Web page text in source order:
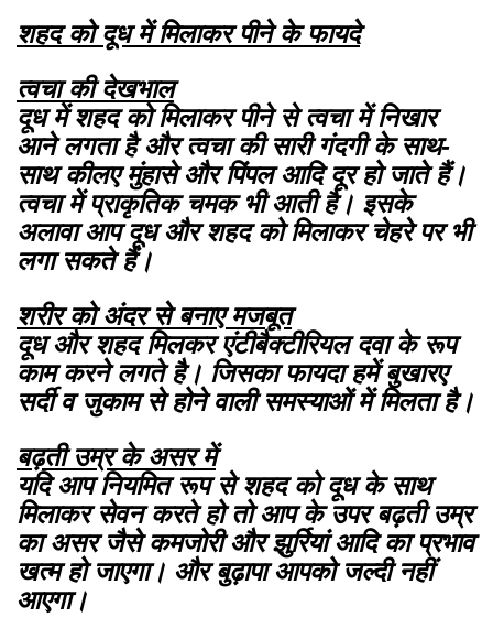
शहद को दूध में मिलाकर पीने के फायदे
त्वचा की देखभाल
दूध में शहद को मिलाकर पीने से त्वचा में निखार
आने लगता है और त्वचा की सारी गंदगी के साथ-
साथ कीलए मुंहासे और पिंपल आदि दूर हो जाते हैं।
त्वचा में प्राकृतिक चमक भी आती है। इसके
अलावा आप दूध और शहद को मिलाकर चेहरे पर भी
लगा सकते हैं।
शरीर को अंदर से बनाए मजबूत
दूध और शहद मिलकर एंटीबैक्टीरियल दवा के रूप
काम करने लगते है। जिसका फायदा हमें बुखारए
सर्दी व जुकाम से होने वाली समस्याओं में मिलता है।
बढ़ती उम्र के असर में
यदि आप नियमित रूप से शहद को दूध के साथ
मिलाकर सेवन करते हो तो आप के उपर बढ़ती उम्र
का असर जैसे कमजोरी और झुर्रियां आदि का प्रभाव
खत्म हो जाएगा। और बुढ़ापा आपको जल्दी नहीं
आएगा।